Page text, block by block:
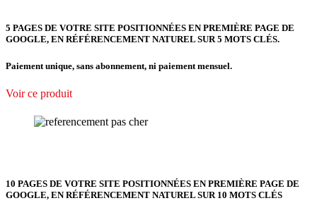
5 PAGES DE VOTRE SITE POSITIONNÉES EN PREMIÈRE PAGE DE
GOOGLE, EN RÉFÉRENCEMENT NATUREL SUR 5 MOTS CLÉS.
Paiement unique, sans abonnement, ni paiement mensuel.
Voir ce produit
10 PAGES DE VOTRE SITE POSITIONNÉES EN PREMIÈRE PAGE DE
GOOGLE, EN RÉFÉRENCEMENT NATUREL SUR 10 MOTS CLÉS